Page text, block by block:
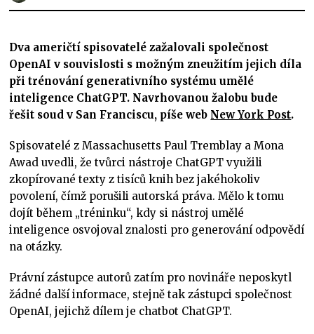
Dva američtí spisovatelé zažalovali společnost
OpenAI v souvislosti s možným zneužitím jejich díla
při trénování generativního systému umělé
inteligence ChatGPT. Navrhovanou žalobu bude
řešit soud v San Franciscu, píše web New York Post.
Spisovatelé z Massachusetts Paul Tremblay a Mona
Awad uvedli, že tvůrci nástroje ChatGPT využili
zkopírované texty z tisíců knih bez jakéhokoliv
povolení, čímž porušili autorská práva. Mělo k tomu
dojít během „tréninku“, kdy si nástroj umělé
inteligence osvojoval znalosti pro generování odpovědí
na otázky.
Právní zástupce autorů zatím pro novináře neposkytl
žádné další informace, stejně tak zástupci společnost
OpenAI, jejichž dílem je chatbot ChatGPT.